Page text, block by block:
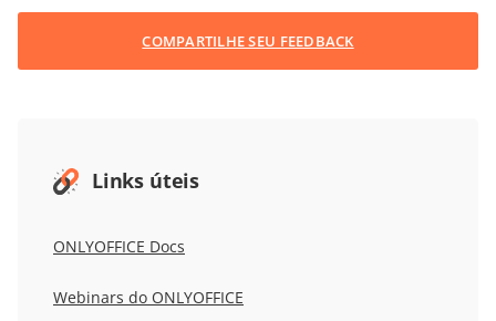
COMPARTILHE SEU FEEDBACK
Links úteis
ONLYOFFICE Docs
Webinars do ONLYOFFICE